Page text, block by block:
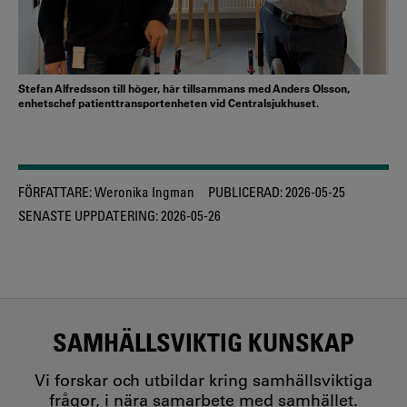
Stefan Alfredsson till höger, här tillsammans med Anders Olsson,
enhetschef patienttransportenheten vid Centralsjukhuset.
FÖRFATTARE:Weronika Ingman PUBLICERAD:2026-05-25
SENASTE UPPDATERING:2026-05-26
SAMHÄLLSVIKTIG KUNSKAP
Vi forskar och utbildar kring samhällsviktiga
frågor, i nära samarbete med samhället.